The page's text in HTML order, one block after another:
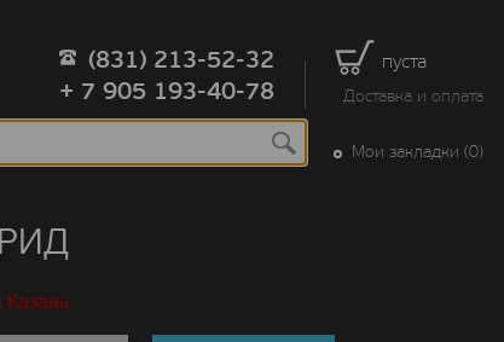
пуста
Доставка и оплата
(831) 213-52-32
+ 7 905 193-40-78
Мои закладки (0)
Казань.